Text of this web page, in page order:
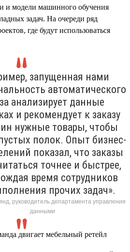
и модели машинного обучения
задач. На очереди ряд
где будут использоваться
запущенная нами
автоматического
анализирует данные
и рекомендует к заказу
нужные товары, чтобы
полок. Опыт бизнес-
показал, что заказы
точнее и быстрее,
время сотрудников
прочих задач».
руководитель департамента управления
данными